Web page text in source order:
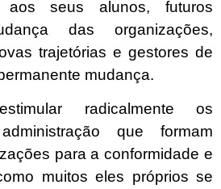
aos seus alunos, futuros
das organizações,
trajetórias e gestores de
mudança.
radicalmente os
que formam
para a conformidade e
muitos eles próprios se